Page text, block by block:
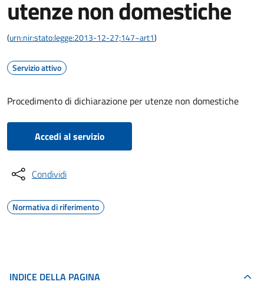
utenze non domestiche
(urn:nir:stato:legge:2013-12-27;147~art1)
Servizio attivo
Procedimento di dichiarazione per utenze non domestiche
Accedi al servizio
Condividi
Normativa di riferimento
INDICE DELLA PAGINA